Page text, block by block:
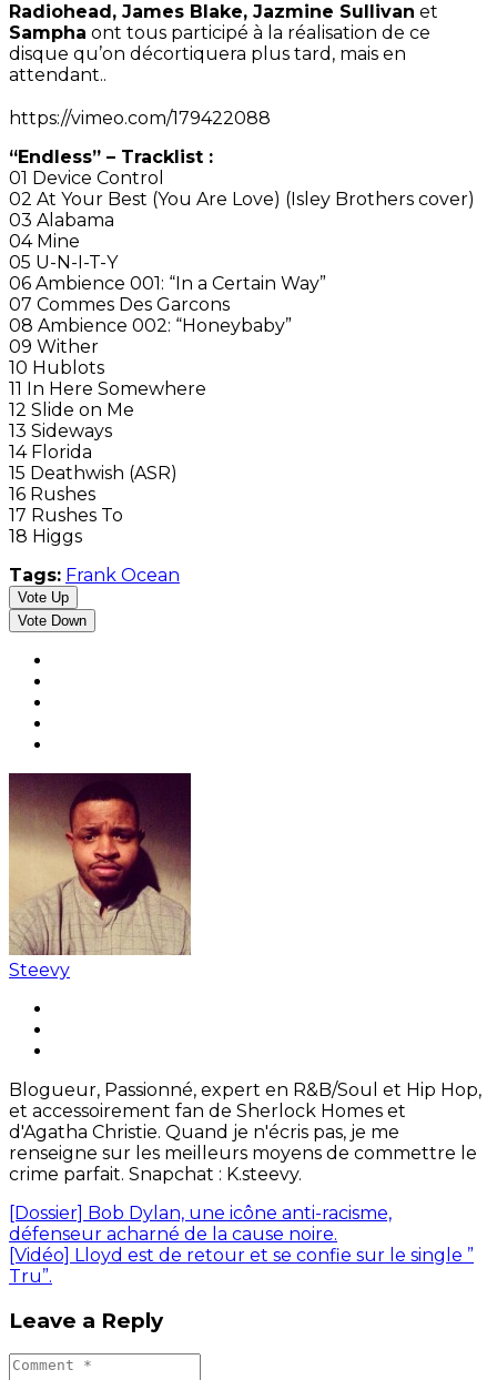
Radiohead, James Blake, Jazmine Sullivan et
Sampha ont tous participé à la réalisation de ce
disque qu’on décortiquera plus tard, mais en
attendant..
https://vimeo.com/179422088
“Endless” – Tracklist :
01 Device Control
02 At Your Best (You Are Love) (Isley Brothers cover)
03 Alabama
04 Mine
05 U-N-I-T-Y
06 Ambience 001: “In a Certain Way”
07 Commes Des Garcons
08 Ambience 002: “Honeybaby”
09 Wither
10 Hublots
11 In Here Somewhere
12 Slide on Me
13 Sideways
14 Florida
15 Deathwish (ASR)
16 Rushes
17 Rushes To
18 Higgs
Tags: Frank Ocean
Vote Up
Vote Down
Steevy
Blogueur, Passionné, expert en R&B/Soul et Hip Hop,
et accessoirement fan de Sherlock Homes et
d'Agatha Christie. Quand je n'écris pas, je me
renseigne sur les meilleurs moyens de commettre le
crime parfait. Snapchat : K.steevy.
[Dossier] Bob Dylan, une icône anti-racisme,
défenseur acharné de la cause noire.
[Vidéo] Lloyd est de retour et se confie sur le single ”
Tru”.
Leave a Reply